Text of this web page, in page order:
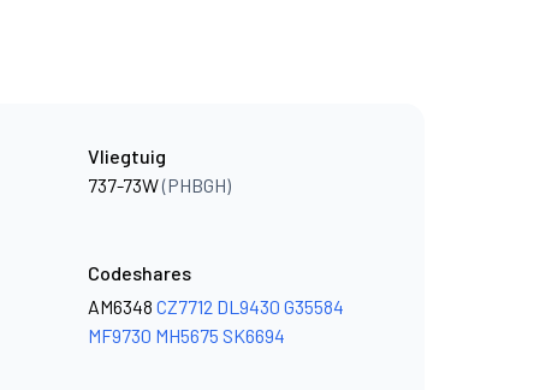
Vliegtuig
737-73W(PHBGH)
Codeshares
AM6348 CZ7712 DL9430 G35584
MF9730 MH5675 SK6694